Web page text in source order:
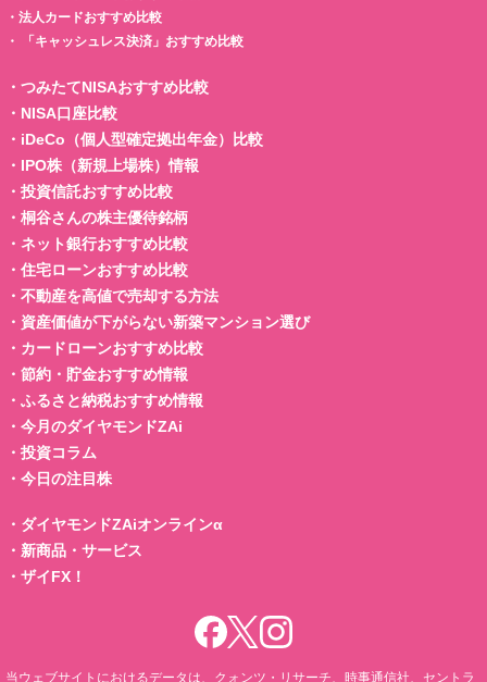
・ 法人カードおすすめ比較
・
「キャッシュレス決済」おすすめ比較
・ つみたてNISAおすすめ比較
・ NISA口座比較
・ iDeCo（個人型確定拠出年金）比較
・ IPO株（新規上場株）情報
・ 投資信託おすすめ比較
・ 桐谷さんの株主優待銘柄
・ ネット銀行おすすめ比較
・ 住宅ローンおすすめ比較
・ 不動産を高値で売却する方法
・ 資産価値が下がらない新築マンション選び
・ カードローンおすすめ比較
・ 節約・貯金おすすめ情報
・ ふるさと納税おすすめ情報
・ 今月のダイヤモンドZAi
・ 投資コラム
・ 今日の注目株
・ ダイヤモンドZAiオンラインα
・ 新商品・サービス
・ ザイFX！
当ウェブサイトにおけるデータは、クォンツ・リサーチ、時事通信社、セントラ